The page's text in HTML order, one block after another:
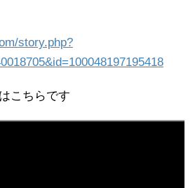
story.php?
こちらです